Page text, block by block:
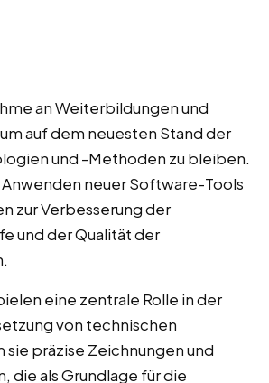
an Weiterbildungen und
auf dem neuesten Stand der
und -Methoden zu bleiben.
Anwenden neuer Software-Tools
zur Verbesserung der
und der Qualität der
eine zentrale Rolle in der
von technischen
präzise Zeichnungen und
die als Grundlage für die